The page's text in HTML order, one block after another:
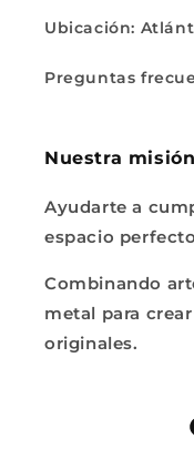
Ubicación:
Preguntas
Nuestra misión
Ayudarte a
espacio
Combinando
metal para
originales.